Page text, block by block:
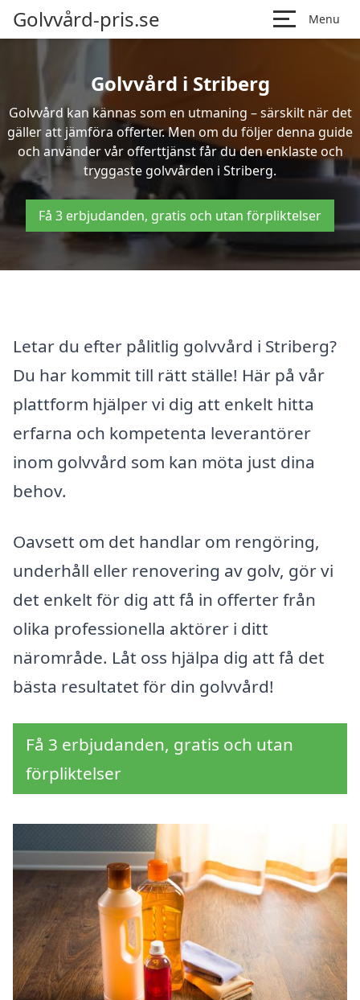
Golvvård-pris.se Menu
Golvvård i Striberg
Golvvård kan kännas som en utmaning – särskilt när det
gäller att jämföra offerter. Men om du följer denna guide
och använder vår offerttjänst får du den enklaste och
tryggaste golvvården i Striberg.
Få 3 erbjudanden, gratis och utan förpliktelser
Letar du efter pålitlig golvvård i Striberg?
Du har kommit till rätt ställe! Här på vår
plattform hjälper vi dig att enkelt hitta
erfarna och kompetenta leverantörer
inom golvvård som kan möta just dina
behov.
Oavsett om det handlar om rengöring,
underhåll eller renovering av golv, gör vi
det enkelt för dig att få in offerter från
olika professionella aktörer i ditt
närområde. Låt oss hjälpa dig att få det
bästa resultatet för din golvvård!
Få 3 erbjudanden, gratis och utan
förpliktelser